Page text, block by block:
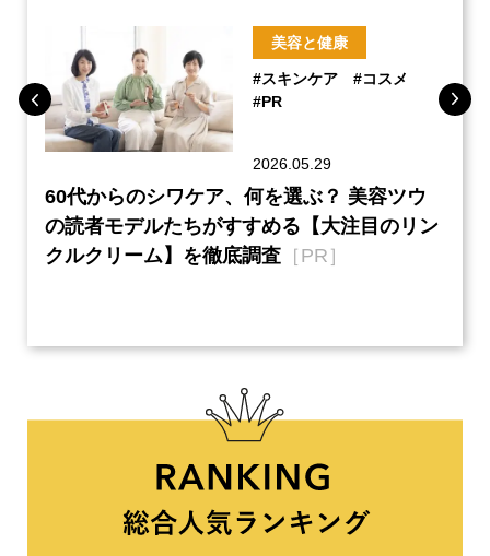
美容と健康
#スキンケア
#コスメ
#PR
2026.05.29
60代からのシワケア、何を選ぶ？ 美容ツウ
の読者モデルたちがすすめる【大注目のリン
クルクリーム】を徹底調査 ［PR］